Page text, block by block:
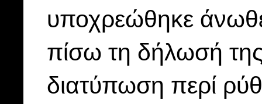
υποχρεώθηκε
πίσω τη δήλωσή
διατύπωση περί